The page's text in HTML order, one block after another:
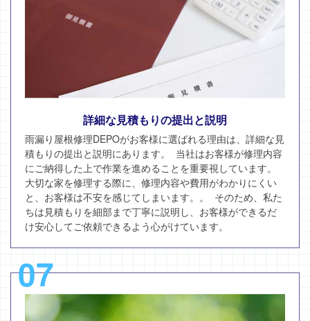
詳細な見積もりの提出と説明
雨漏り屋根修理DEPOがお客様に選ばれる理由は、詳細な見
積もりの提出と説明にあります。 当社はお客様が修理内容
にご納得した上で作業を進めることを重要視しています。
大切な家を修理する際に、修理内容や費用がわかりにくい
と、お客様は不安を感じてしまいます。。 そのため、私た
ちは見積もりを細部まで丁寧に説明し、お客様ができるだ
け安心してご依頼できるよう心がけています。
07